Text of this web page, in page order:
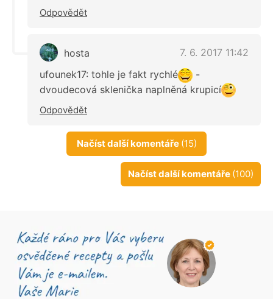
Odpovědět
hosta
7. 6. 2017 11:42
ufounek17: tohle je fakt rychlé
-
dvoudecová sklenička naplněná krupicí
Odpovědět
Načíst další komentáře (15)
Načíst další komentáře (100)